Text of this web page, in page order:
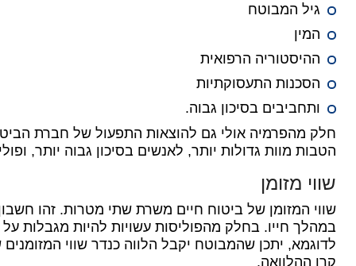
גיל המבוטח
המין
ההיסטוריה הרפואית
הסכנות התעסוקתיות
ותחביבים בסיכון גבוה.
חלק מהפרמיה אולי גם להוצאות התפעול של חברת
הטבות מוות גדולות יותר, לאנשים בסיכון גבוה יותר,
שווי מזומן
שווי המזומן של ביטוח חיים משרת שתי מטרות. זהו
במהלך חייו. בחלק מהפוליסות עשויות להיות מגבלות
לדוגמא, יתכן שהמבוטח יקבל הלווה כנדר שווי
קרן ההלוואה.